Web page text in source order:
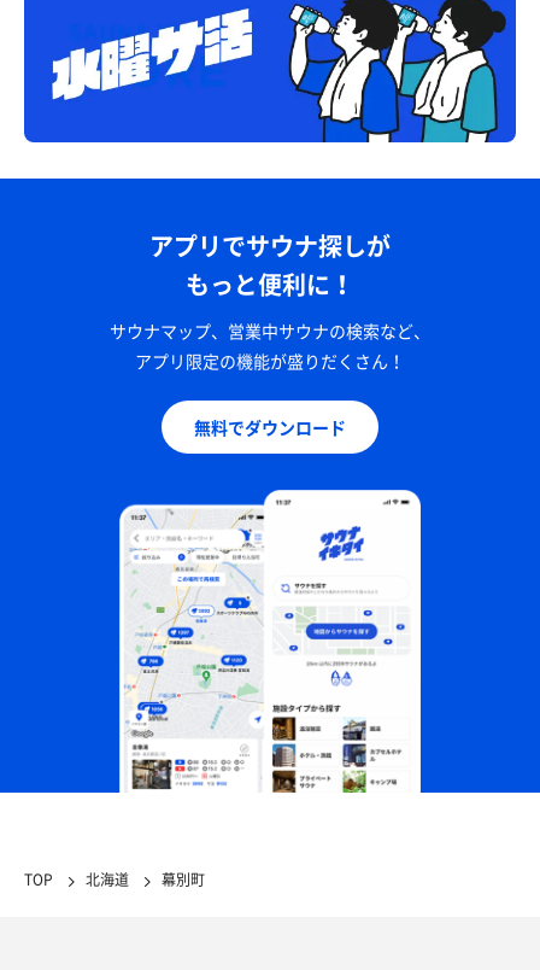
アプリでサウナ探しが
もっと便利に！
サウナマップ、営業中サウナの検索など、
アプリ限定の機能が盛りだくさん！
無料でダウンロード
TOP 北海道 幕別町